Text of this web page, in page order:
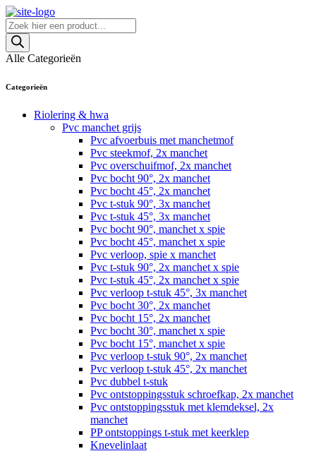
Skip
to
content
Producten
zoeken
Alle Categorieën
Categorieën
Riolering & hwa
Pvc manchet grijs
Pvc afvoerbuis met manchetmof
Pvc steekmof, 2x manchet
Pvc overschuifmof, 2x manchet
Pvc bocht 90°, 2x manchet
Pvc bocht 45°, 2x manchet
Pvc t-stuk 90°, 3x manchet
Pvc t-stuk 45°, 3x manchet
Pvc bocht 90°, manchet x spie
Pvc bocht 45°, manchet x spie
Pvc verloop, spie x manchet
Pvc t-stuk 90°, 2x manchet x spie
Pvc t-stuk 45°, 2x manchet x spie
Pvc verloop t-stuk 45°, 3x manchet
Pvc bocht 30°, 2x manchet
Pvc bocht 15°, 2x manchet
Pvc bocht 30°, manchet x spie
Pvc bocht 15°, manchet x spie
Pvc verloop t-stuk 90°, 2x manchet
Pvc verloop t-stuk 45°, 2x manchet
Pvc dubbel t-stuk
Pvc ontstoppingsstuk schroefkap, 2x manchet
Pvc ontstoppingsstuk met klemdeksel, 2x
manchet
PP ontstoppings t-stuk met keerklep
Knevelinlaat